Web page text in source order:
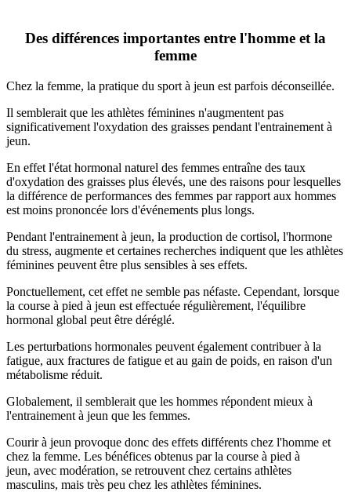
Des différences importantes entre l'homme et la
femme
Chez la femme, la pratique du sport à jeun est parfois déconseillée.
Il semblerait que les athlètes féminines n'augmentent pas
significativement l'oxydation des graisses pendant l'entrainement à
jeun.
En effet l'état hormonal naturel des femmes entraîne des taux
d'oxydation des graisses plus élevés, une des raisons pour lesquelles
la différence de performances des femmes par rapport aux hommes
est moins prononcée lors d'événements plus longs.
Pendant l'entrainement à jeun, la production de cortisol, l'hormone
du stress, augmente et certaines recherches indiquent que les athlètes
féminines peuvent être plus sensibles à ses effets.
Ponctuellement, cet effet ne semble pas néfaste. Cependant, lorsque
la course à pied à jeun est effectuée régulièrement, l'équilibre
hormonal global peut être déréglé.
Les perturbations hormonales peuvent également contribuer à la
fatigue, aux fractures de fatigue et au gain de poids, en raison d'un
métabolisme réduit.
Globalement, il semblerait que les hommes répondent mieux à
l'entrainement à jeun que les femmes.
Courir à jeun provoque donc des effets différents chez l'homme et
chez la femme. Les bénéfices obtenus par la course à pied à
jeun, avec modération, se retrouvent chez certains athlètes
masculins, mais très peu chez les athlètes féminines.